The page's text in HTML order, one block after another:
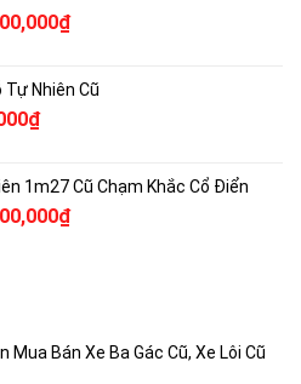
2,000,000₫.
₫Giá
là:
Tự Nhiên Cũ
₫Giá
là:
250,000₫.
1m27 Cũ Chạm Khắc Cổ Điển
₫Giá
Mua Bán Xe Ba Gác Cũ, Xe Lôi Cũ